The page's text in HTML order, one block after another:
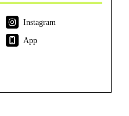
Instagram
App